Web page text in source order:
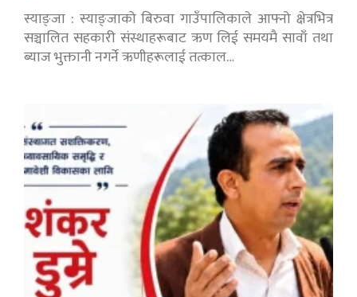
स्याङ्जा : स्याङ्जाको बिरुवा गाउँपालिकाले आफ्नो क्षेत्रभित्र
सञ्चालित सहकारी संस्थाहरूबाट ऋण लिई समयमै सावाँ तथा
ब्याज भुक्तानी नगर्ने ऋणीहरूलाई तत्काल…